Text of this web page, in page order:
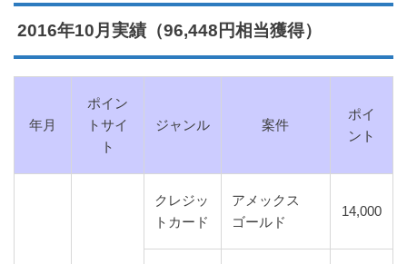
2016年10月実績（96,448円相当獲得）
年月
ポイン
トサイ
ト
ジャンル 案件
ポイ
ント
クレジッ
トカード
アメックス
ゴールド
14,000